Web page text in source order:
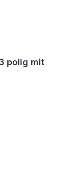
polig mit